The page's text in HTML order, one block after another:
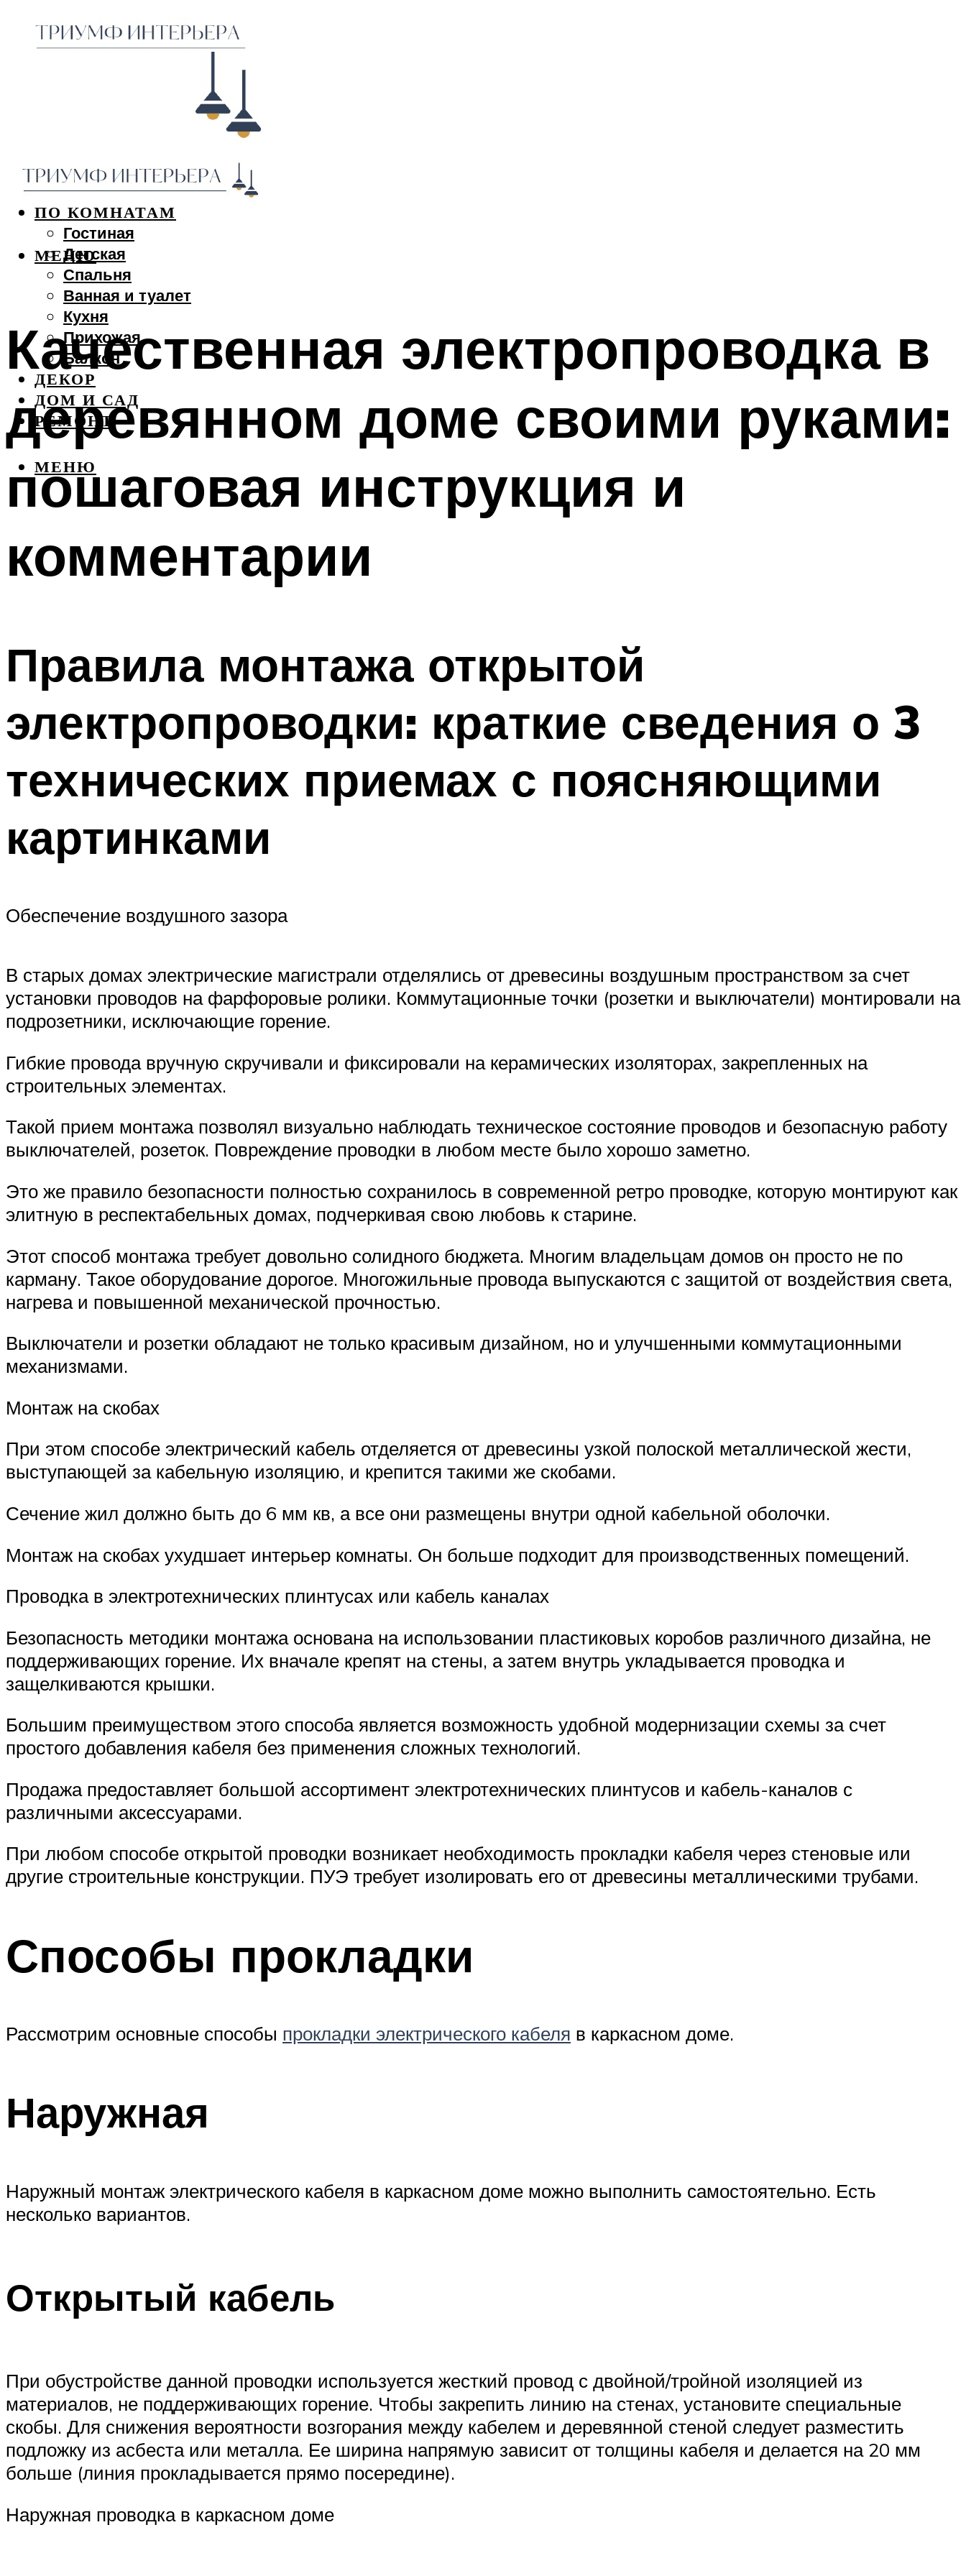
ДИЗАЙН ИНТЕРЬЕРА
ПО КОМНАТАМ
Гостиная
Детская
Спальня
Ванная и туалет
Кухня
Прихожая
Балкон
ДЕКОР
ДОМ И САД
РЕМОНТ
МЕНЮ
МЕНЮ
Качественная электропроводка в
деревянном доме своими руками:
пошаговая инструкция и
комментарии
Правила монтажа открытой
электропроводки: краткие сведения о 3
технических приемах с поясняющими
картинками
Обеспечение воздушного зазора
В старых домах электрические магистрали отделялись от древесины воздушным пространством за счет
установки проводов на фарфоровые ролики. Коммутационные точки (розетки и выключатели) монтировали на
подрозетники, исключающие горение.
Гибкие провода вручную скручивали и фиксировали на керамических изоляторах, закрепленных на
строительных элементах.
Такой прием монтажа позволял визуально наблюдать техническое состояние проводов и безопасную работу
выключателей, розеток. Повреждение проводки в любом месте было хорошо заметно.
Это же правило безопасности полностью сохранилось в современной ретро проводке, которую монтируют как
элитную в респектабельных домах, подчеркивая свою любовь к старине.
Этот способ монтажа требует довольно солидного бюджета. Многим владельцам домов он просто не по
карману. Такое оборудование дорогое. Многожильные провода выпускаются с защитой от воздействия света,
нагрева и повышенной механической прочностью.
Выключатели и розетки обладают не только красивым дизайном, но и улучшенными коммутационными
механизмами.
Монтаж на скобах
При этом способе электрический кабель отделяется от древесины узкой полоской металлической жести,
выступающей за кабельную изоляцию, и крепится такими же скобами.
Сечение жил должно быть до 6 мм кв, а все они размещены внутри одной кабельной оболочки.
Монтаж на скобах ухудшает интерьер комнаты. Он больше подходит для производственных помещений.
Проводка в электротехнических плинтусах или кабель каналах
Безопасность методики монтажа основана на использовании пластиковых коробов различного дизайна, не
поддерживающих горение. Их вначале крепят на стены, а затем внутрь укладывается проводка и
защелкиваются крышки.
Большим преимуществом этого способа является возможность удобной модернизации схемы за счет
простого добавления кабеля без применения сложных технологий.
Продажа предоставляет большой ассортимент электротехнических плинтусов и кабель-каналов с
различными аксессуарами.
При любом способе открытой проводки возникает необходимость прокладки кабеля через стеновые или
другие строительные конструкции. ПУЭ требует изолировать его от древесины металлическими трубами.
Способы прокладки
Рассмотрим основные способы прокладки электрического кабеля в каркасном доме.
Наружная
Наружный монтаж электрического кабеля в каркасном доме можно выполнить самостоятельно. Есть
несколько вариантов.
Открытый кабель
При обустройстве данной проводки используется жесткий провод с двойной/тройной изоляцией из
материалов, не поддерживающих горение. Чтобы закрепить линию на стенах, установите специальные
скобы. Для снижения вероятности возгорания между кабелем и деревянной стеной следует разместить
подложку из асбеста или металла. Ее ширина напрямую зависит от толщины кабеля и делается на 20 мм
больше (линия прокладывается прямо посередине).
Наружная проводка в каркасном доме